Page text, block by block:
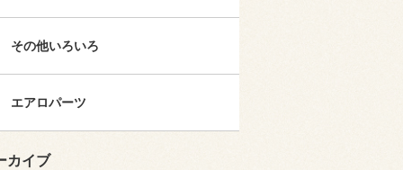
その他いろいろ
エアロパーツ
カイブ